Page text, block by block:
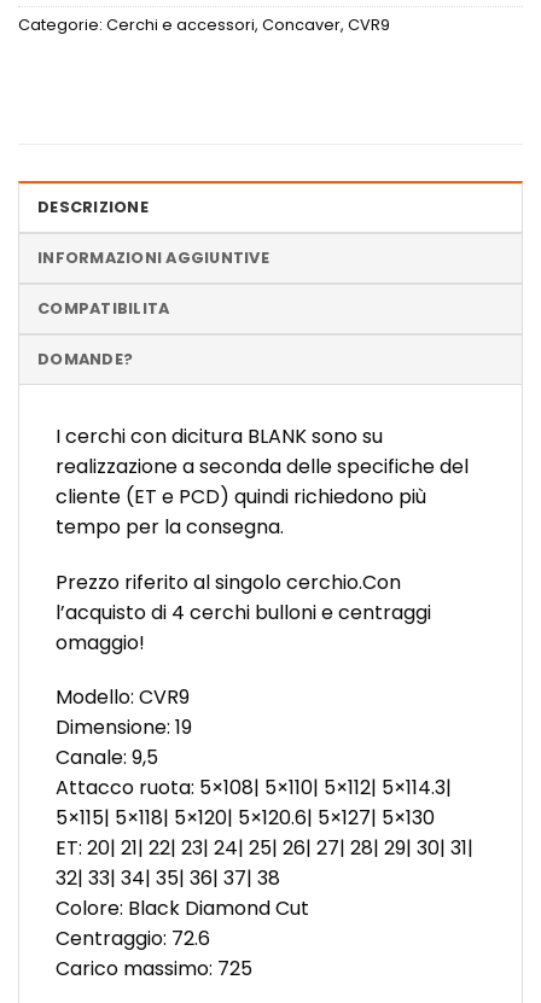
Categorie: Cerchi e accessori, Concaver, CVR9
DESCRIZIONE
INFORMAZIONI AGGIUNTIVE
COMPATIBILITA
DOMANDE?
I cerchi con dicitura BLANK sono su
realizzazione a seconda delle specifiche del
cliente (ET e PCD) quindi richiedono più
tempo per la consegna.
Prezzo riferito al singolo cerchio.Con
l’acquisto di 4 cerchi bulloni e centraggi
omaggio!
Modello: CVR9
Dimensione: 19
Canale: 9,5
Attacco ruota: 5×108| 5×110| 5×112| 5×114.3|
5×115| 5×118| 5×120| 5×120.6| 5×127| 5×130
ET: 20| 21| 22| 23| 24| 25| 26| 27| 28| 29| 30| 31|
32| 33| 34| 35| 36| 37| 38
Colore: Black Diamond Cut
Centraggio: 72.6
Carico massimo: 725